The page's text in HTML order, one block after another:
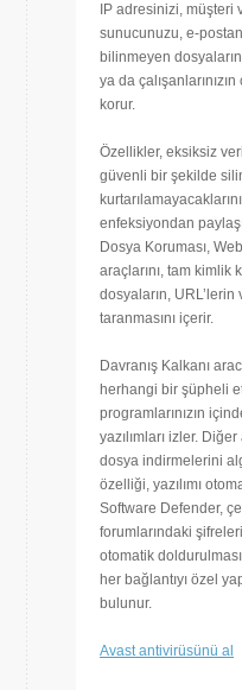
IP adresinizi,
sunucunuzu, e-
bilinmeyen
ya da
korur.
Özellikler, eksiksiz
güvenli bir şekilde
enfeksiyondan
Dosya Koruması,
araçlarını, tam kimlik
dosyaların,
taranmasını içerir.
Davranış Kalkanı
herhangi bir şüpheli
programlarınızın
yazılımları izler.
dosya indirmelerini
özelliği, yazılımı
Software Defender,
forumlarındaki
otomatik
her bağlantıyı özel
bulunur.
Avast antivirüsünü al